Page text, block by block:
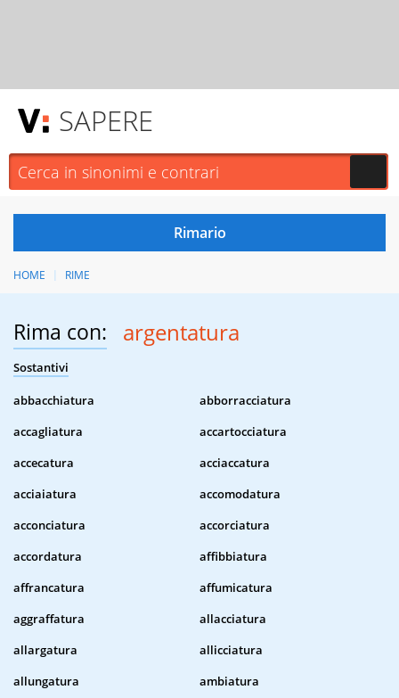
SAPERE
HOME RIME
Rima con: argentatura
Sostantivi
abbacchiatura
abborracciatura
accagliatura
accartocciatura
accecatura
acciaccatura
acciaiatura
accomodatura
acconciatura
accorciatura
accordatura
affibbiatura
affrancatura
affumicatura
aggraffatura
allacciatura
allargatura
allicciatura
allungatura
ambiatura